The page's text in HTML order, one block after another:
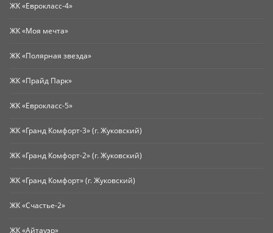
ЖК «Еврокласс-4»
ЖК «Моя мечта»
ЖК «Полярная звезда»
ЖК «Прайд Парк»
ЖК «Еврокласс-5»
ЖК «Гранд Комфорт-3» (г. Жуковский)
ЖК «Гранд Комфорт-2» (г. Жуковский)
ЖК «Гранд Комфорт» (г. Жуковский)
ЖК «Счастье-2»
ЖК «Айтауэр»